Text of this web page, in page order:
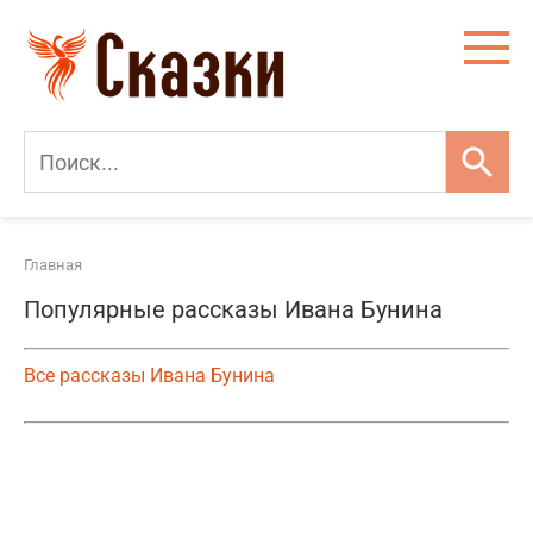
контенту
Главная
Популярные рассказы Ивана Бунина
Все рассказы Ивана Бунина